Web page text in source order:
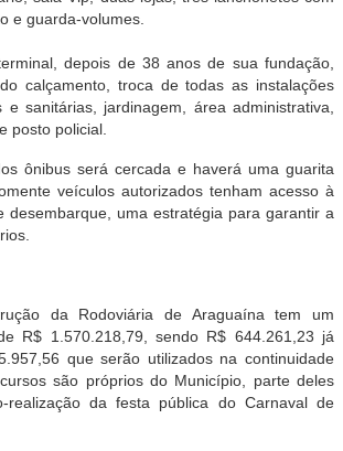
e guarda-volumes.
depois de 38 anos de sua fundação,
calçamento, troca de todas as instalações
e sanitárias, jardinagem, área administrativa,
posto policial.
ônibus será cercada e haverá uma guarita
veículos autorizados tenham acesso à
desembarque, uma estratégia para garantir a
da Rodoviária de Araguaína tem um
R$ 1.570.218,79, sendo R$ 644.261,23 já
que serão utilizados na continuidade
são próprios do Município, parte deles
realização da festa pública do Carnaval de